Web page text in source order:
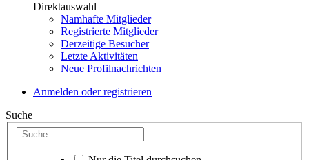
Direktauswahl
Namhafte Mitglieder
Registrierte Mitglieder
Derzeitige Besucher
Letzte Aktivitäten
Neue Profilnachrichten
Anmelden oder registrieren
Suche